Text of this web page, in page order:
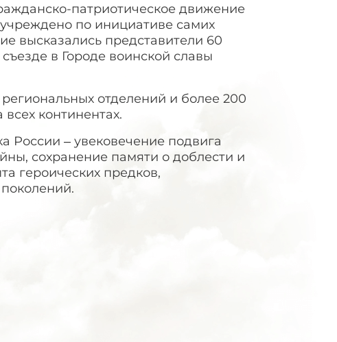
патриотическое движение
по инициативе самих
высказались представители 60
в Городе воинской славы
отделений и более 200
континентах.
России – увековечение подвига
сохранение памяти о доблести и
героических предков,